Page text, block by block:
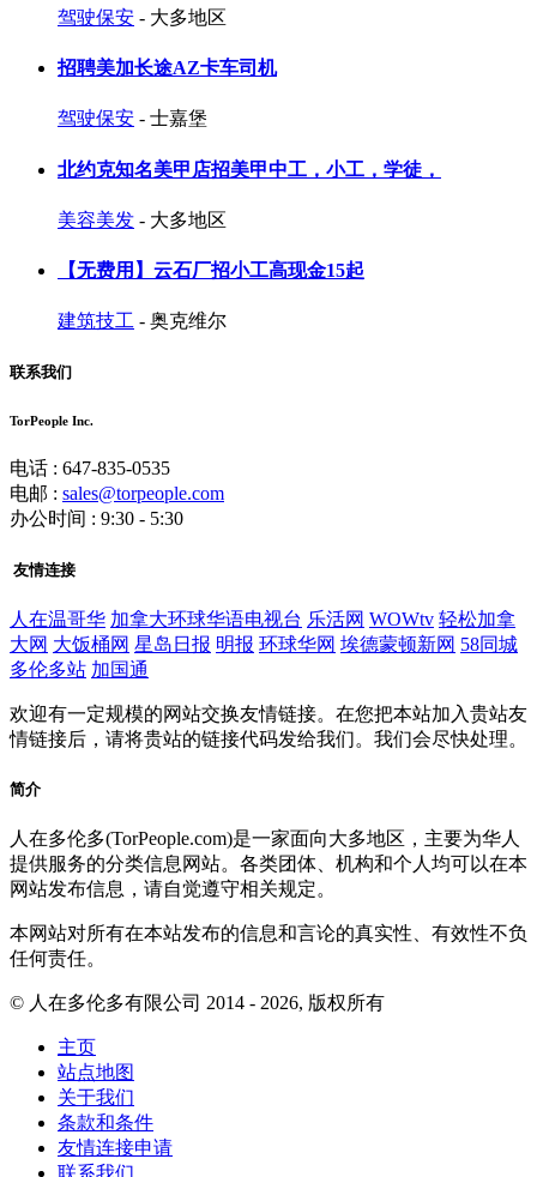
驾驶保安 - 大多地区
招聘美加长途AZ卡车司机
驾驶保安 - 士嘉堡
北约克知名美甲店招美甲中工，小工，学徒，
美容美发 - 大多地区
【无费用】云石厂招小工高现金15起
建筑技工 - 奥克维尔
联系我们
TorPeople Inc.
电话 : 647-835-0535
电邮 : sales@torpeople.com
办公时间 : 9:30 - 5:30
友情连接
人在温哥华 加拿大环球华语电视台 乐活网 WOWtv 轻松加拿
大网 大饭桶网 星岛日报 明报 环球华网 埃德蒙顿新网 58同城
多伦多站 加国通
欢迎有一定规模的网站交换友情链接。在您把本站加入贵站友
情链接后，请将贵站的链接代码发给我们。我们会尽快处理。
简介
人在多伦多(TorPeople.com)是一家面向大多地区，主要为华人
提供服务的分类信息网站。各类团体、机构和个人均可以在本
网站发布信息，请自觉遵守相关规定。
本网站对所有在本站发布的信息和言论的真实性、有效性不负
任何责任。
© 人在多伦多有限公司 2014 - 2026, 版权所有
主页
站点地图
关于我们
条款和条件
友情连接申请